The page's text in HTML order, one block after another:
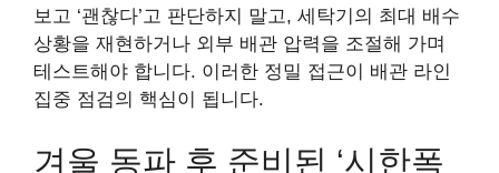
보고 ‘괜찮다’고 판단하지 말고, 세탁기의 최대 배수
상황을 재현하거나 외부 배관 압력을 조절해 가며
테스트해야 합니다. 이러한 정밀 접근이 배관 라인
집중 점검의 핵심이 됩니다.
겨울 동파 후 준비된 ‘시한폭